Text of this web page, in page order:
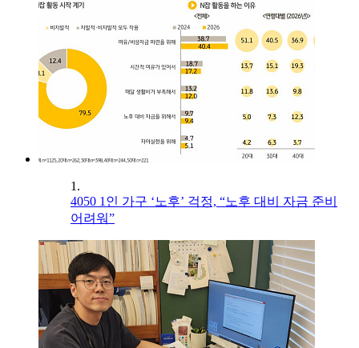
1.
4050 1인 가구 ‘노후’ 걱정, “노후 대비 자금 준비
어려워”